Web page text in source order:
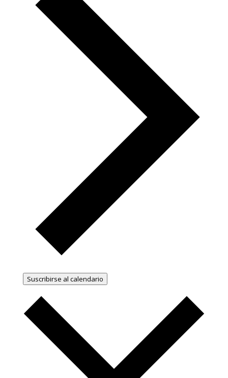
Suscribirse al calendario